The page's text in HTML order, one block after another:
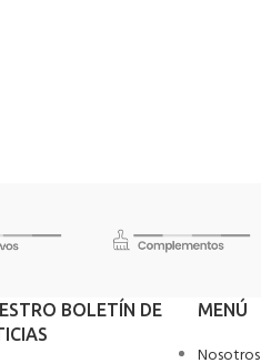
BOLETÍN DE
MENÚ
Nosotros